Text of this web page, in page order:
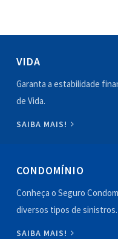
VIDA
Garanta a estabilidade
de Vida.
SAIBA MAIS!
CONDOMÍNIO
Conheça o Seguro
diversos tipos de sinistros.
SAIBA MAIS!